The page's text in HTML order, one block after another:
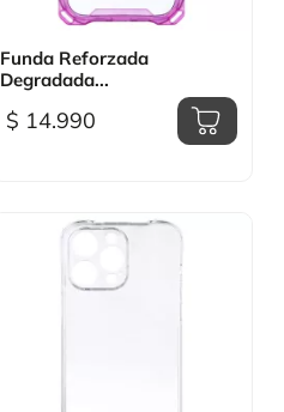
Vista rápida
Funda Reforzada
Degradada...
$ 14.990